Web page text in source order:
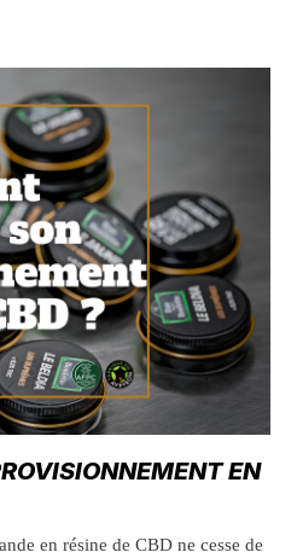
EN
en résine de CBD ne cesse de